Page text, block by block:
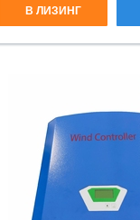
В ЛИЗИНГ